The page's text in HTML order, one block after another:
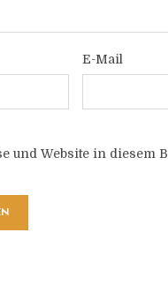
E-Mail
und Website in